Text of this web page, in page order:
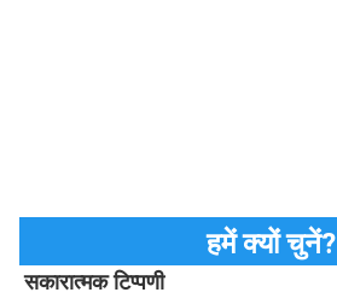
हमें क्यों चुनें?
सकारात्मक टिप्पणी